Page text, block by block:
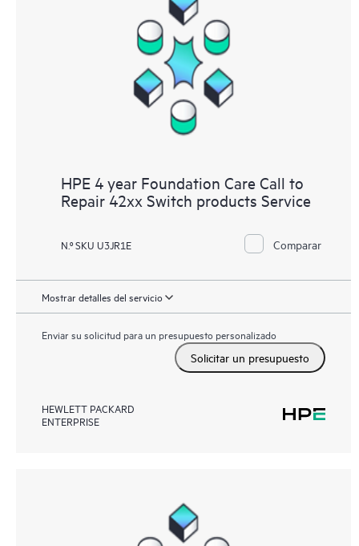
HPE 4 year Foundation Care Call to
Repair 42xx Switch products Service
N.º SKU U3JR1E Comparar
Mostrar detalles del servicio
Enviar su solicitud para un presupuesto personalizado
Solicitar un presupuesto
HEWLETT PACKARD
ENTERPRISE